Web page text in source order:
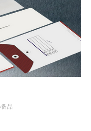
品